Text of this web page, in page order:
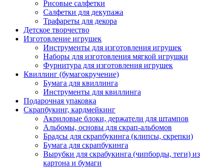
Рисовые салфетки
Салфетки для декупажа
Трафареты для декора
Детское творчество
Изготовление игрушек
Инструменты для изготовления игрушек
Наборы для изготовления мягкой игрушки
Фурнитура для изготовления игрушек
Квиллинг (бумагокручение)
Бумага для квиллинга
Инструменты для квиллинга
Подарочная упаковка
Скрапбукинг, кардмейкинг
Акриловые блоки, держатели для штампов
Альбомы, основы для скрап-альбомов
Брадсы для скрапбукинга (клипсы, скрепки)
Бумага для скрапбукинга
Вырубки для скрабукинга (чипборды, теги) из
картона и бумаги